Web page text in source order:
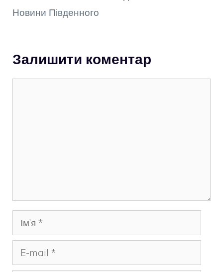
Новини Південного
Залишити коментар
Ім’я
mail